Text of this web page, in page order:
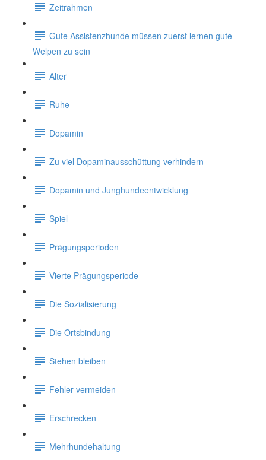
Zeitrahmen
Gute Assistenzhunde müssen zuerst lernen gute
Welpen zu sein
Alter
Ruhe
Dopamin
Zu viel Dopaminausschüttung verhindern
Dopamin und Junghundeentwicklung
Spiel
Prägungsperioden
Vierte Prägungsperiode
Die Sozialisierung
Die Ortsbindung
Stehen bleiben
Fehler vermeiden
Erschrecken
Mehrhundehaltung